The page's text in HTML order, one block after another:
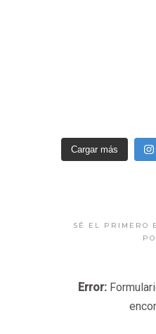
Cargar más
SÉ EL PRIMERO
Error: